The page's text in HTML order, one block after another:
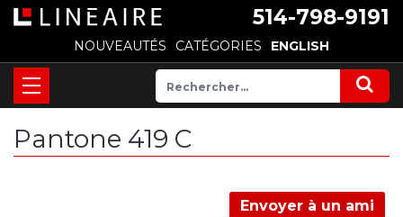
514-798-9191
NOUVEAUTÉS CATÉGORIES ENGLISH
Pantone 419 C
Envoyer à un ami